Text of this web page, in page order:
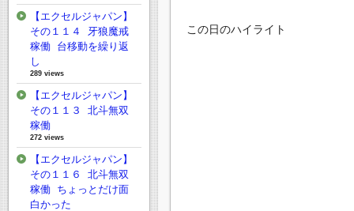
この日のハイライト
【エクセルジャパン】
その１１４ 牙狼魔戒
稼働 台移動を繰り返
し
289 views
【エクセルジャパン】
その１１３ 北斗無双
稼働
272 views
【エクセルジャパン】
その１１６ 北斗無双
稼働 ちょっとだけ面
白かった